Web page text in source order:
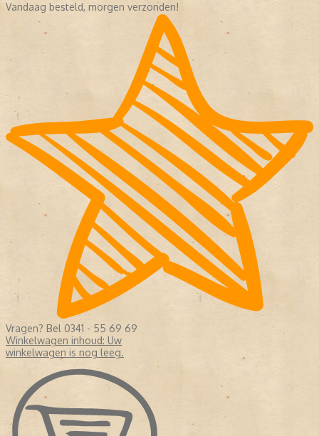
Vandaag besteld, morgen verzonden!
Vragen? Bel 0341 - 55 69 69
Winkelwagen inhoud: Uw
winkelwagen is nog leeg.